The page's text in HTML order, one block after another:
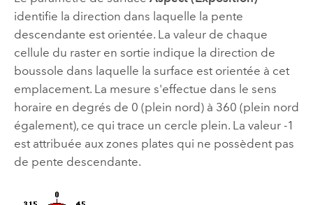
identifie la direction dans laquelle la pente
descendante est orientée. La valeur de chaque
cellule du raster en sortie indique la direction de
boussole dans laquelle la surface est orientée à cet
emplacement. La mesure s'effectue dans le sens
horaire en degrés de 0 (plein nord) à 360 (plein nord
également), ce qui trace un cercle plein. La valeur -1
est attribuée aux zones plates qui ne possèdent pas
de pente descendante.